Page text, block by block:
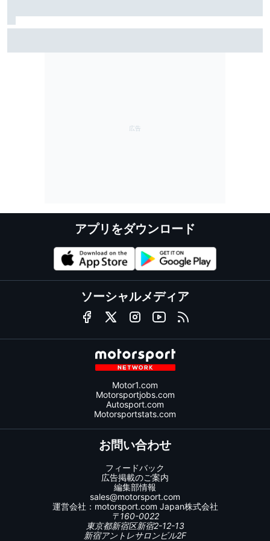
状況にある」
アプリをダウンロード
ソーシャルメディア
Motor1.com
Motorsportjobs.com
Autosport.com
Motorsportstats.com
お問い合わせ
フィードバック
広告掲載のご案内
編集部情報
sales@motorsport.com
運営会社： motorsport.com Japan株式会社
〒160-0022
東京都新宿区新宿2-12-13
新宿アントレサロンビル2F